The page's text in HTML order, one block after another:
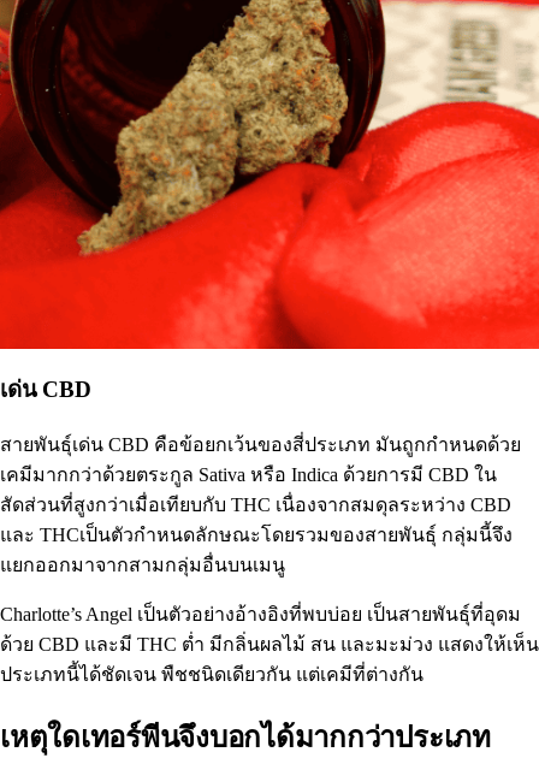
เด่น CBD
สายพันธุ์เด่น CBD คือข้อยกเว้นของสี่ประเภท มันถูกกำหนดด้วย
เคมีมากกว่าด้วยตระกูล Sativa หรือ Indica ด้วยการมี CBD ใน
สัดส่วนที่สูงกว่าเมื่อเทียบกับ THC เนื่องจากสมดุลระหว่าง CBD
และ THCเป็นตัวกำหนดลักษณะโดยรวมของสายพันธุ์ กลุ่มนี้จึง
แยกออกมาจากสามกลุ่มอื่นบนเมนู
Charlotte’s Angel เป็นตัวอย่างอ้างอิงที่พบบ่อย เป็นสายพันธุ์ที่อุดม
ด้วย CBD และมี THC ต่ำ มีกลิ่นผลไม้ สน และมะม่วง แสดงให้เห็น
ประเภทนี้ได้ชัดเจน พืชชนิดเดียวกัน แต่เคมีที่ต่างกัน
เหตุใดเทอร์พีนจึงบอกได้มากกว่าประเภท